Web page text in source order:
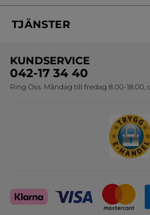
Online prislista
Erbjudanden
Travelsize
Sets
TJÄNSTER
Onlineprislista för postorder
KUNDSERVICE
042-17 34 40
Ring Oss. Måndag till fredag 8.00-18.00,